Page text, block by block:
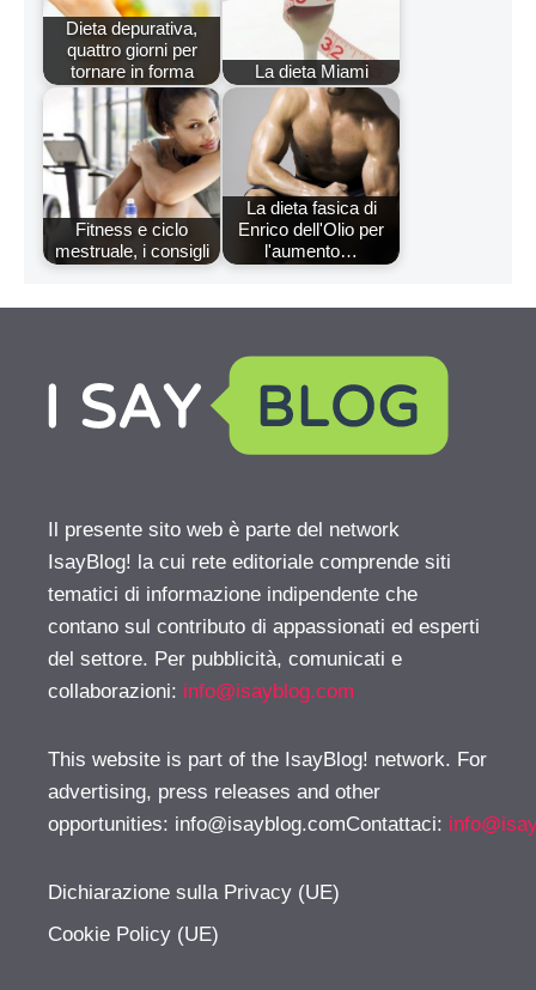
Dieta depurativa,
quattro giorni per
tornare in forma
La dieta Miami
Fitness e ciclo
mestruale, i consigli
La dieta fasica di
Enrico dell'Olio per
l'aumento…
Il presente sito web è parte del network
IsayBlog! la cui rete editoriale comprende siti
tematici di informazione indipendente che
contano sul contributo di appassionati ed esperti
del settore. Per pubblicità, comunicati e
collaborazioni: info@isayblog.com
This website is part of the IsayBlog! network. For
advertising, press releases and other
opportunities: info@isayblog.comContattaci:
Dichiarazione sulla Privacy (UE)
Cookie Policy (UE)